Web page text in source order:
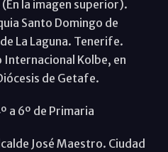
la imagen superior).
Santo Domingo de
La Laguna. Tenerife.
Kolbe, en
de Getafe.
a 6º de Primaria
José Maestro. Ciudad